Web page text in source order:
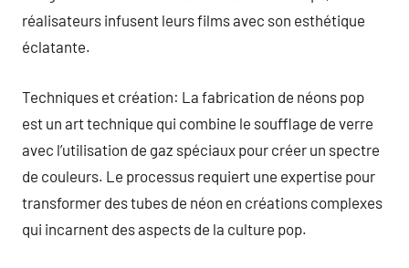
réalisateurs infusent leurs films avec son esthétique
éclatante.
Techniques et création: La fabrication de néons pop
est un art technique qui combine le soufflage de verre
avec l’utilisation de gaz spéciaux pour créer un spectre
de couleurs. Le processus requiert une expertise pour
transformer des tubes de néon en créations complexes
qui incarnent des aspects de la culture pop.